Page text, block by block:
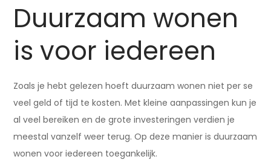
Duurzaam wonen
is voor iedereen
Zoals je hebt gelezen hoeft duurzaam wonen niet per se
veel geld of tijd te kosten. Met kleine aanpassingen kun je
al veel bereiken en de grote investeringen verdien je
meestal vanzelf weer terug. Op deze manier is duurzaam
wonen voor iedereen toegankelijk.